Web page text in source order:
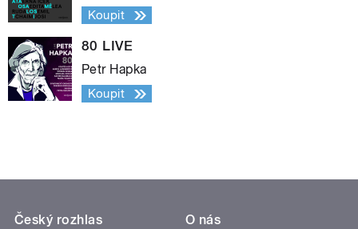
Koupit
80 LIVE
Petr Hapka
Koupit
Český rozhlas
O nás